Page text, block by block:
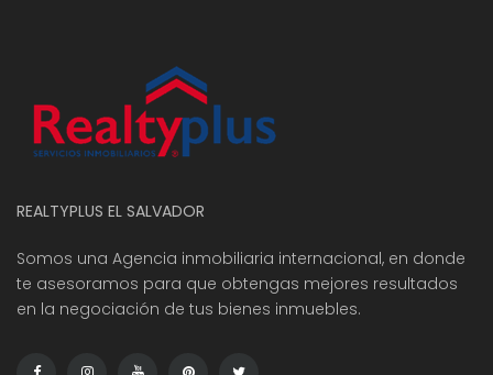
REALTYPLUS EL SALVADOR
Somos una Agencia inmobiliaria internacional, en donde
te asesoramos para que obtengas mejores resultados
en la negociación de tus bienes inmuebles.